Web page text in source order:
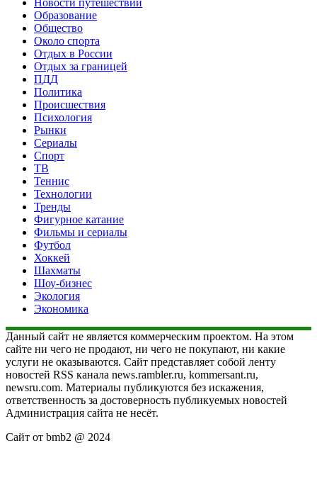
Образование
Общество
Около спорта
Отдых в России
Отдых за границей
ПДД
Политика
Происшествия
Психология
Рынки
Сериалы
Спорт
ТВ
Теннис
Технологии
Тренды
Фигурное катание
Фильмы и сериалы
Футбол
Хоккей
Шахматы
Шоу-бизнес
Экология
Экономика
Данный сайт не является коммерческим проектом. На этом
сайте ни чего не продают, ни чего не покупают, ни какие
услуги не оказываются. Сайт представляет собой ленту
новостей RSS канала news.rambler.ru, kommersant.ru,
newsru.com. Материалы публикуются без искажения,
ответственность за достоверность публикуемых новостей
Администрация сайта не несёт.
Сайт от bmb2 @ 2024